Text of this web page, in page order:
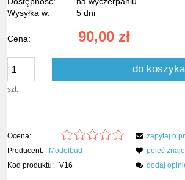
Wysyłka w:
5 dni
Cena: 90,00 zł
szt.
do koszyka
Ocena:
Producent:
Modelbud
Kod produktu:
V16
zapytaj o
poleć
dodaj